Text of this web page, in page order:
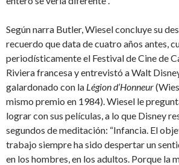
Según narra Butler, Wiesel concluye su
recuerdo que data de cuatro años antes,
periodísticamente el Festival de Cine de
Riviera francesa y entrevistó a Walt
galardonado con la Légion d’Honneur
mismo premio en 1984). Wiesel le
lograr con sus películas, a lo que Disney
segundos de meditación: “Infancia. El
trabajo siempre ha sido despertar un
en los hombres, en los adultos. Porque la